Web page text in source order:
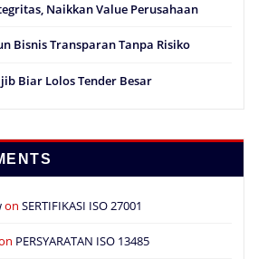
Naikkan Value Perusahaan
Bisnis Transparan Tanpa Risiko
Biar Lolos Tender Besar
on SERTIFIKASI ISO 27001
PERSYARATAN ISO 13485